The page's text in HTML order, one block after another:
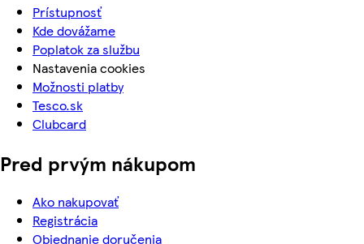
Prístupnosť
Kde dovážame
Poplatok za službu
Nastavenia cookies
Možnosti platby
Tesco.sk
Clubcard
Pred prvým nákupom
Ako nakupovať
Registrácia
Objednanie doručenia